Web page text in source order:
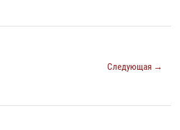
Следующая →